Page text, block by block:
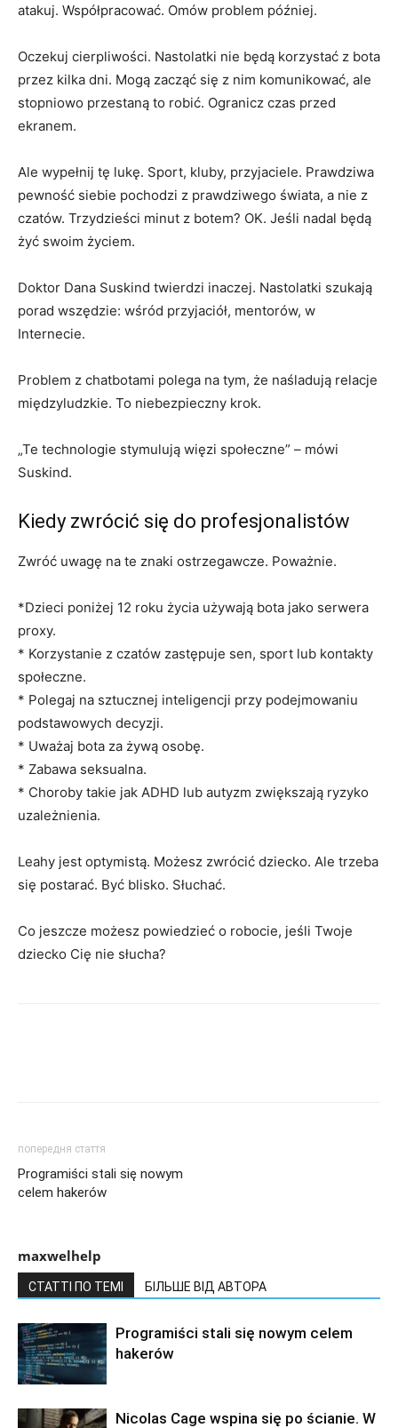
atakuj. Współpracować. Omów problem później.
Oczekuj cierpliwości. Nastolatki nie będą korzystać z bota
przez kilka dni. Mogą zacząć się z nim komunikować, ale
stopniowo przestaną to robić. Ogranicz czas przed
ekranem.
Ale wypełnij tę lukę. Sport, kluby, przyjaciele. Prawdziwa
pewność siebie pochodzi z prawdziwego świata, a nie z
czatów. Trzydzieści minut z botem? OK. Jeśli nadal będą
żyć swoim życiem.
Doktor Dana Suskind twierdzi inaczej. Nastolatki szukają
porad wszędzie: wśród przyjaciół, mentorów, w
Internecie.
Problem z chatbotami polega na tym, że naśladują relacje
międzyludzkie. To niebezpieczny krok.
„Te technologie stymulują więzi społeczne” – mówi
Suskind.
Kiedy zwrócić się do profesjonalistów
Zwróć uwagę na te znaki ostrzegawcze. Poważnie.
*Dzieci poniżej 12 roku życia używają bota jako serwera
proxy.
* Korzystanie z czatów zastępuje sen, sport lub kontakty
społeczne.
* Polegaj na sztucznej inteligencji przy podejmowaniu
podstawowych decyzji.
* Uważaj bota za żywą osobę.
* Zabawa seksualna.
* Choroby takie jak ADHD lub autyzm zwiększają ryzyko
uzależnienia.
Leahy jest optymistą. Możesz zwrócić dziecko. Ale trzeba
się postarać. Być blisko. Słuchać.
Co jeszcze możesz powiedzieć o robocie, jeśli Twoje
dziecko Cię nie słucha?
попередня стаття
Programiści stali się nowym
celem hakerów
maxwelhelp
СТАТТІ ПО ТЕМІ БІЛЬШЕ ВІД АВТОРА
Programiści stali się nowym celem
hakerów
Nicolas Cage wspina się po ścianie. W